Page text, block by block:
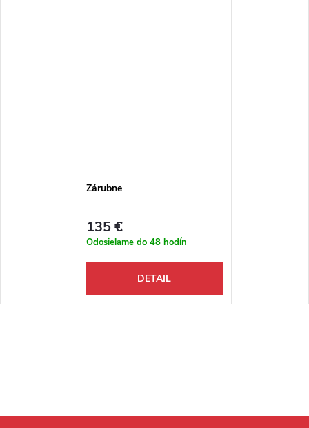
Zárubne
135 €
Odosielame do 48 hodín
DETAIL